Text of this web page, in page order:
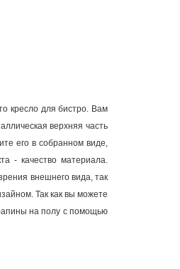
кресло для бистро. Вам
верхняя часть
его в собранном виде,
- качество материала.
внешнего вида, так
Так как вы можете
на полу с помощью